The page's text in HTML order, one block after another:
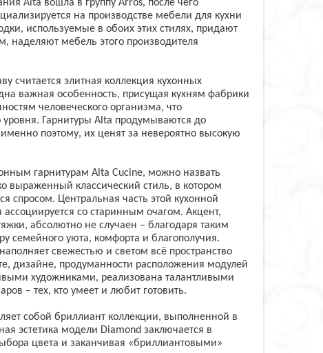
Alta вошла в группу Arros, после чего
на производстве мебели для кухни
используемые в обоих этих стилях, придают
наделяют мебель этого производителя
считается элитная коллекция кухонных
важная особенность, присущая кухням фабрики
человеческого организма, что
Гарнитуры Alta продумываются до
поэтому, их ценят за невероятно высокую
гарнитурам Alta Cucine, можно назвать
выраженный классический стиль, в котором
спросом. Центральная часть этой кухонной
со старинным очагом. Акцент,
абсолютно не случаен – благодаря таким
семейного уюта, комфорта и благополучия.
свежестью и светом всё пространство
дизайне, продуманности расположения модулей
художниками, реализована талантливыми
– тех, кто умеет и любит готовить.
собой бриллиант коллекции, выполненной в
эстетика модели Diamond заключается в
цвета и заканчивая «бриллиантовыми»